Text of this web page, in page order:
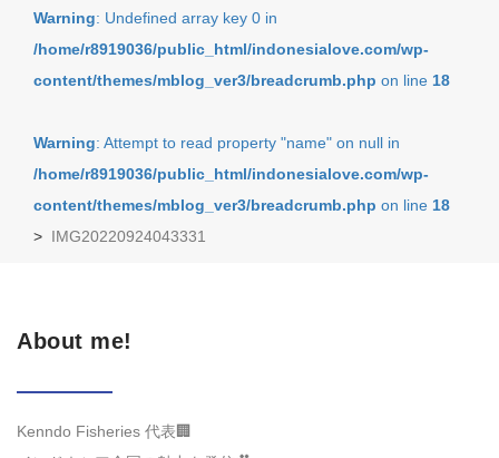
Warning: Undefined array key 0 in
/home/r8919036/public_html/indonesialove.com/wp-
content/themes/mblog_ver3/breadcrumb.php on line 18
Warning: Attempt to read property "name" on null in
/home/r8919036/public_html/indonesialove.com/wp-
content/themes/mblog_ver3/breadcrumb.php on line 18
> IMG20220924043331
About me!
Kenndo Fisheries 代表🏢